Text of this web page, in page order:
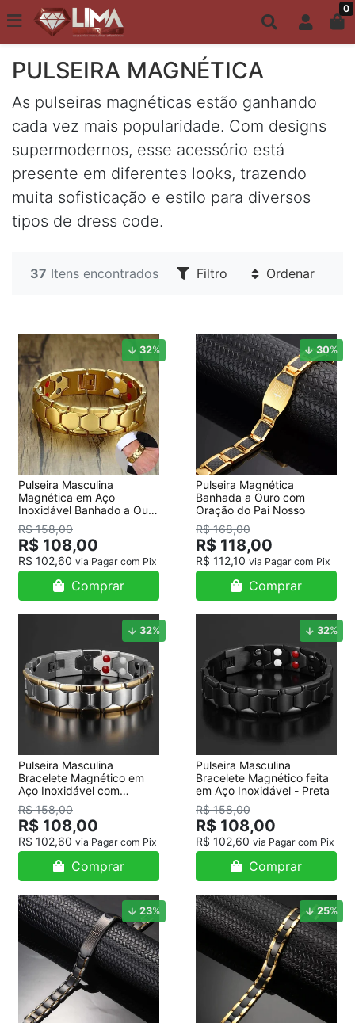
Todo site até 6X s/ juros | Frete Grátis a partir de R$149,00 0
PULSEIRAS MASCULINAS
PULSEIRA MAGNÉTICA
As pulseiras magnéticas estão ganhando
cada vez mais popularidade. Com designs
supermodernos, esse acessório está
presente em diferentes looks, trazendo
muita sofisticação e estilo para diversos
tipos de dress code.
37 Itens encontrados Filtro Ordenar
32%
Pulseira Masculina
Magnética em Aço
Inoxidável Banhado a Ouro
18K
R$ 158,00
R$ 108,00
R$ 102,60 via Pagar com Pix
Comprar
30%
Pulseira Magnética
Banhada a Ouro com
Oração do Pai Nosso
R$ 168,00
R$ 118,00
R$ 112,10 via Pagar com Pix
Comprar
32%
Pulseira Masculina
Bracelete Magnético em
Aço Inoxidável com
detalhes Banhado a Ouro
R$ 158,00
R$ 108,00
R$ 102,60 via Pagar com Pix
Comprar
32%
Pulseira Masculina
Bracelete Magnético feita
em Aço Inoxidável - Preta
R$ 158,00
R$ 108,00
R$ 102,60 via Pagar com Pix
Comprar
23% 25%